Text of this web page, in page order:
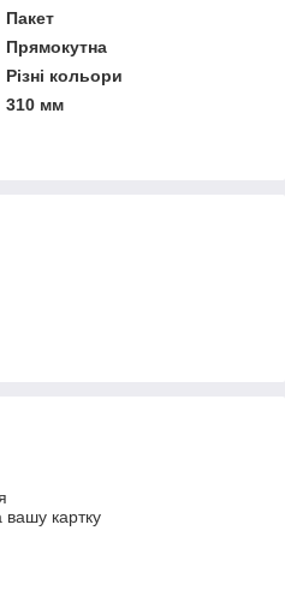
Пакет
Прямокутна
Різні кольори
310 мм
вашу картку